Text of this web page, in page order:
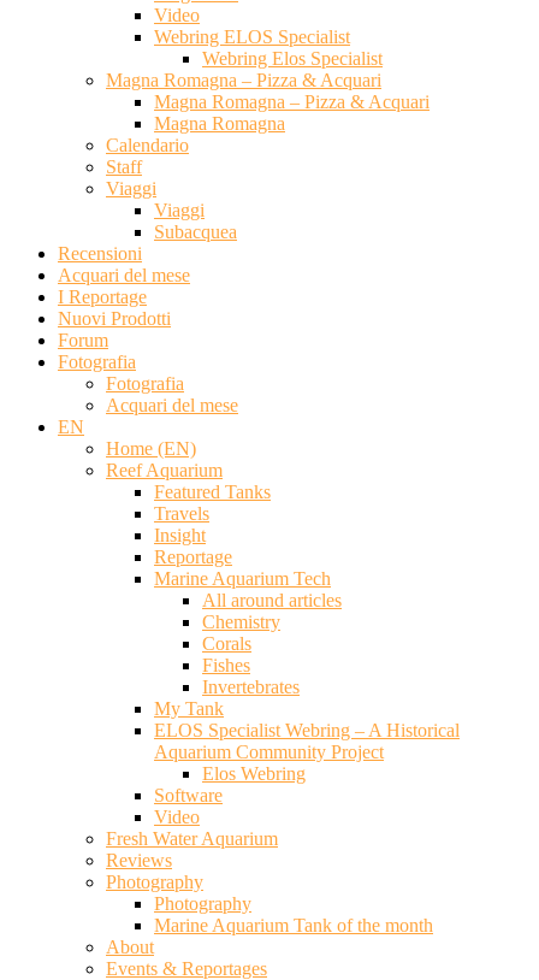
Video
Webring ELOS Specialist
Webring Elos Specialist
Magna Romagna – Pizza & Acquari
Magna Romagna – Pizza & Acquari
Magna Romagna
Calendario
Staff
Viaggi
Viaggi
Subacquea
Recensioni
Acquari del mese
I Reportage
Nuovi Prodotti
Forum
Fotografia
Fotografia
Acquari del mese
EN
Home (EN)
Reef Aquarium
Featured Tanks
Travels
Insight
Reportage
Marine Aquarium Tech
All around articles
Chemistry
Corals
Fishes
Invertebrates
My Tank
ELOS Specialist Webring – A Historical
Aquarium Community Project
Elos Webring
Software
Video
Fresh Water Aquarium
Reviews
Photography
Photography
Marine Aquarium Tank of the month
About
Events & Reportages